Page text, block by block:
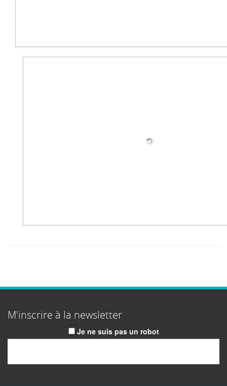
M'inscrire à la newsletter
Je ne suis pas un robot